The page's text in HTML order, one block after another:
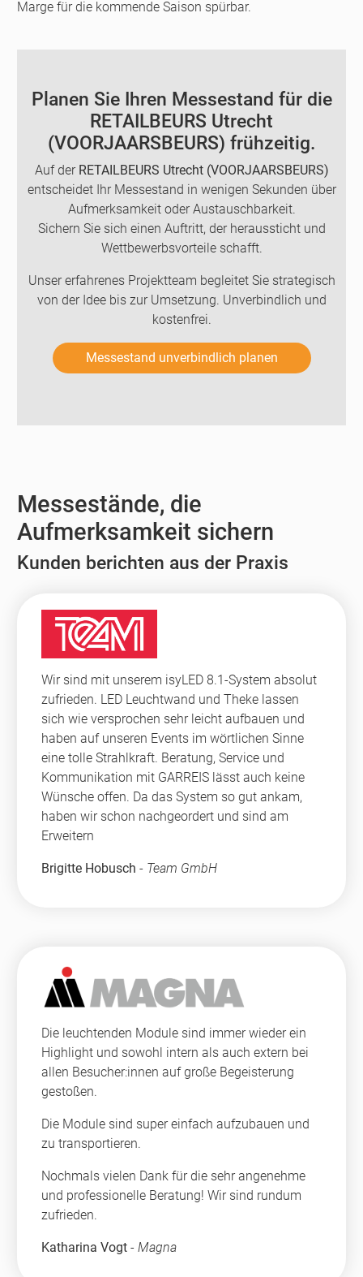
Marge für die kommende Saison spürbar.
Planen Sie Ihren Messestand für die
RETAILBEURS Utrecht
(VOORJAARSBEURS) frühzeitig.
Auf der RETAILBEURS Utrecht (VOORJAARSBEURS)
entscheidet Ihr Messestand in wenigen Sekunden über
Aufmerksamkeit oder Austauschbarkeit.
Sichern Sie sich einen Auftritt, der heraussticht und
Wettbewerbsvorteile schafft.
Unser erfahrenes Projektteam begleitet Sie strategisch
von der Idee bis zur Umsetzung. Unverbindlich und
kostenfrei.
Messestand unverbindlich planen
Messestände, die
Aufmerksamkeit sichern
Kunden berichten aus der Praxis
Wir sind mit unserem isyLED 8.1-System absolut
zufrieden. LED Leuchtwand und Theke lassen
sich wie versprochen sehr leicht aufbauen und
haben auf unseren Events im wörtlichen Sinne
eine tolle Strahlkraft. Beratung, Service und
Kommunikation mit GARREIS lässt auch keine
Wünsche offen. Da das System so gut ankam,
haben wir schon nachgeordert und sind am
Erweitern
Brigitte Hobusch - Team GmbH
Die leuchtenden Module sind immer wieder ein
Highlight und sowohl intern als auch extern bei
allen Besucher:innen auf große Begeisterung
gestoßen.
Die Module sind super einfach aufzubauen und
zu transportieren.
Nochmals vielen Dank für die sehr angenehme
und professionelle Beratung! Wir sind rundum
zufrieden.
Katharina Vogt - Magna